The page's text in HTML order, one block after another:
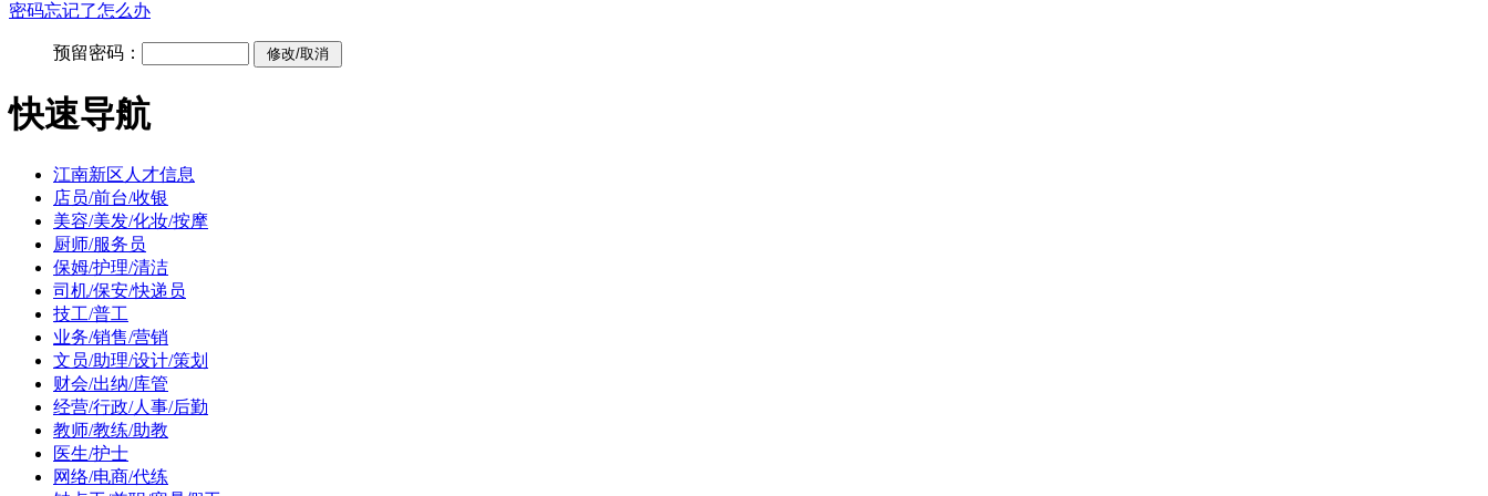
密码忘记了怎么办
预留密码：
快速导航
江南新区人才信息
店员/前台/收银
美容/美发/化妆/按摩
厨师/服务员
保姆/护理/清洁
司机/保安/快递员
技工/普工
业务/销售/营销
文员/助理/设计/策划
财会/出纳/库管
经营/行政/人事/后勤
教师/教练/助教
医生/护士
网络/电商/代练